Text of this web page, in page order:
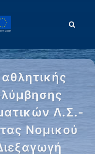
Λ.Σ.-
Νομικού